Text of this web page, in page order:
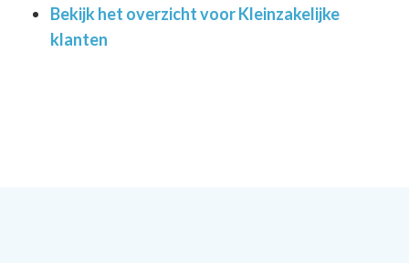
Bekijk het overzicht voor Kleinzakelijke
klanten